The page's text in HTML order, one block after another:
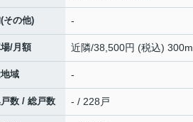
その他) -
/月額 近隣/38,500円 (税込) 300m
域 -
数 / 総戸数 - / 228戸